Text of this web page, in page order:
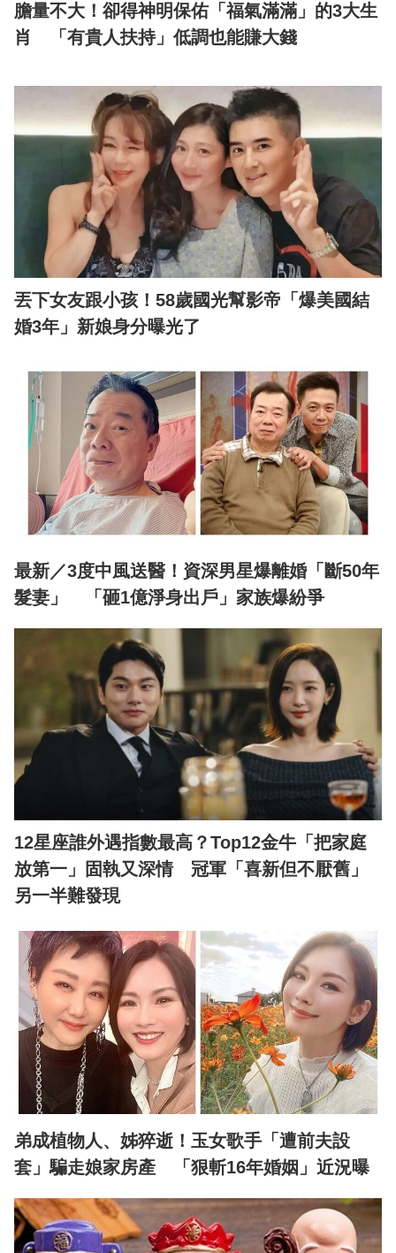
膽量不大！卻得神明保佑「福氣滿滿」的3大生
肖 「有貴人扶持」低調也能賺大錢
丟下女友跟小孩！58歲國光幫影帝「爆美國結
婚3年」新娘身分曝光了
最新／3度中風送醫！資深男星爆離婚「斷50年
髮妻」 「砸1億淨身出戶」家族爆紛爭
12星座誰外遇指數最高？Top12金牛「把家庭
放第一」固執又深情 冠軍「喜新但不厭舊」
另一半難發現
弟成植物人、姊猝逝！玉女歌手「遭前夫設
套」騙走娘家房產 「狠斬16年婚姻」近況曝